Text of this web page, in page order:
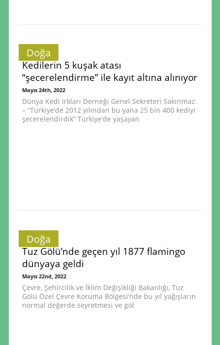
Doğa
Kedilerin 5 kuşak atası
“şecerelendirme” ile kayıt altına alınıyor
Mayıs 24th, 2022
Dünya Kedi Irkları Derneği Genel Sekreteri Sakınmaz:
– “Türkiye’de 2012 yılından bu yana 25 bin 400 kediyi
şecerelendirdik” Türkiye’de yaşayan
Doğa
Tuz Gölü’nde geçen yıl 1877 flamingo
dünyaya geldi
Mayıs 22nd, 2022
Çevre, Şehircilik ve İklim Değişikliği Bakanlığı, Tuz
Gölü Özel Çevre Koruma Bölgesi’nde bu yıl yağışların
normal değerde seyretmesi ve göl